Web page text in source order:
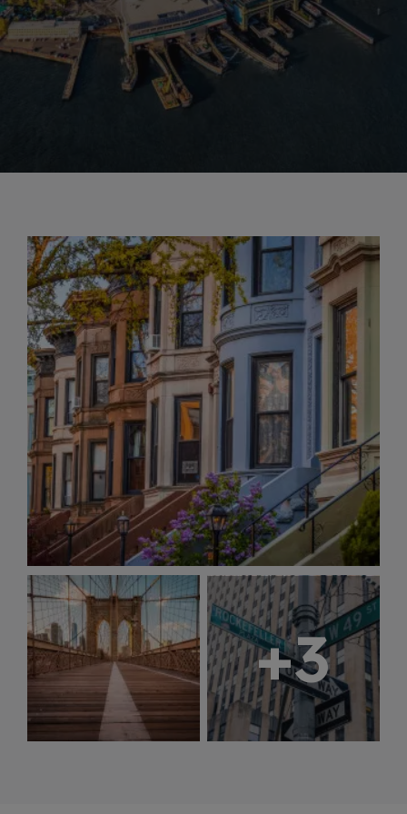
Novecento, Smithsonian Museum
dedicato al design, Jewish Museum
dedicato all’arte e alla cultura ebraica,
Museum of the City of New York che
racconta la storia e l’evoluzione della
caraibica. Altri musei imperdibili sono
Park, l’Intrepid Museum e l'emozionante
9/11 Memorial. Visita il Museum of
Modern Art dove sono conservati
capolavori di Van Gogh, Picasso, Dalí e
Warhol. Passeggia verso Midtown per
ammirare alcuni dei più celebri edifici
Art Déco della città, come il Chrysler
Building e l’Empire State Building. A
New York il desiderio di stupire
incoraggia la costruzione di architetture
sempre più sfidanti e innovative:
l’ultima tendenza sono i grattacieli
supersottili costruiti in spazi esigui e con
altezze sempre più vertiginose. Trascorri
il pre-cena in uno degli incantevoli
cocktail bar di Midtown e scegli la tua
ambientazione preferita tra quelli in
stile Dèco anni 20 o in un moderno
rooftop con vista sui grattacieli oppure
partecipa a un vernissage in una
galleria d’arte di Chelsea. I quartieri di
SoHo e Greenwich Village permettono
invece di scoprire l’anima storica e
+3